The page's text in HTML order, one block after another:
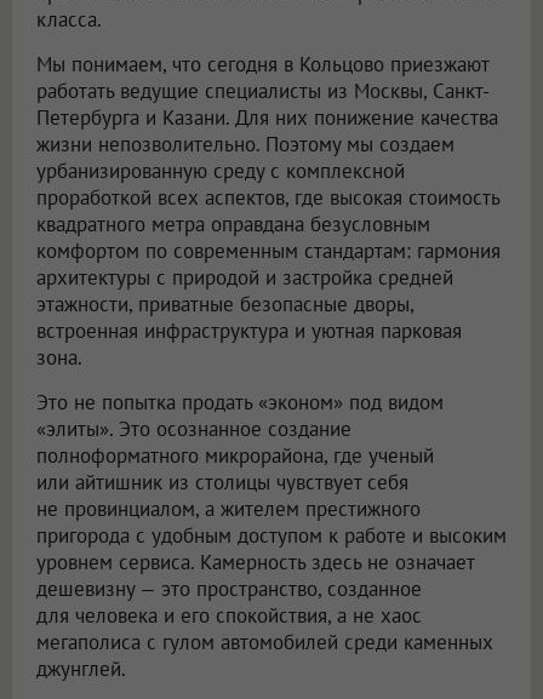
класса.
Мы понимаем, что сегодня в Кольцово приезжают
работать ведущие специалисты из Москвы, Санкт-
Петербурга и Казани. Для них понижение качества
жизни непозволительно. Поэтому мы создаем
урбанизированную среду с комплексной
проработкой всех аспектов, где высокая стоимость
квадратного метра оправдана безусловным
комфортом по современным стандартам: гармония
архитектуры с природой и застройка средней
этажности, приватные безопасные дворы,
встроенная инфраструктура и уютная парковая
зона.
Это не попытка продать «эконом» под видом
«элиты». Это осознанное создание
полноформатного микрорайона, где ученый
или айтишник из столицы чувствует себя
не провинциалом, а жителем престижного
пригорода с удобным доступом к работе и высоким
уровнем сервиса. Камерность здесь не означает
дешевизну — это пространство, созданное
для человека и его спокойствия, а не хаос
мегаполиса с гулом автомобилей среди каменных
джунглей.